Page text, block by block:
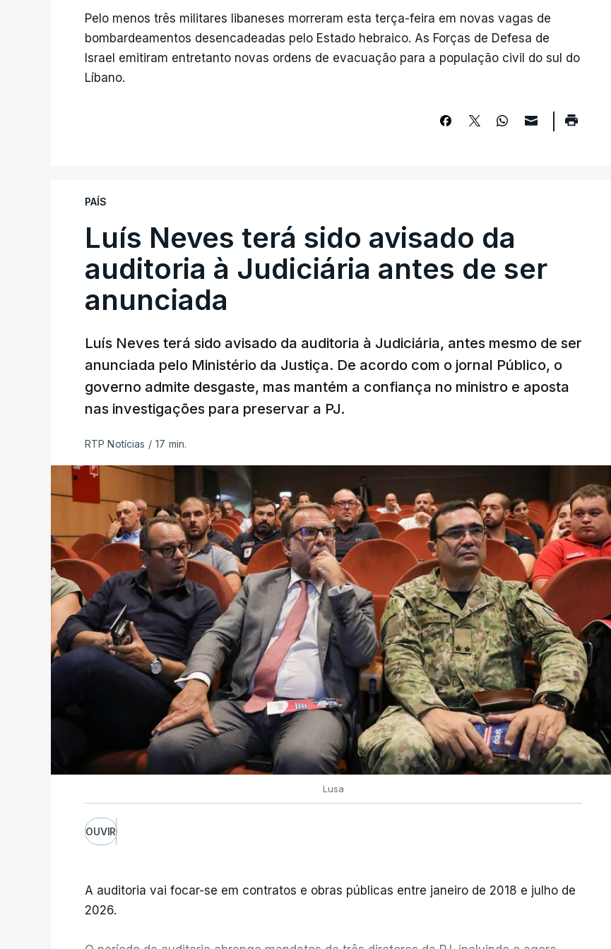
Pelo menos três militares libaneses morreram esta terça-feira em novas vagas de
bombardeamentos desencadeadas pelo Estado hebraico. As Forças de Defesa de
Israel emitiram entretanto novas ordens de evacuação para a população civil do sul do
Líbano.
PAÍS
Luís Neves terá sido avisado da
auditoria à Judiciária antes de ser
anunciada
Luís Neves terá sido avisado da auditoria à Judiciária, antes mesmo de ser
anunciada pelo Ministério da Justiça. De acordo com o jornal Público, o
governo admite desgaste, mas mantém a confiança no ministro e aposta
nas investigações para preservar a PJ.
RTP Notícias / 17 min.
Lusa
OUVIR
A auditoria vai focar-se em contratos e obras públicas entre janeiro de 2018 e julho de
2026.